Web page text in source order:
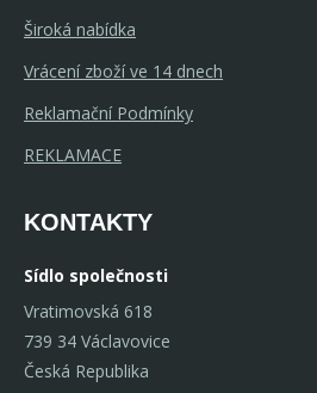
Široká nabídka
Vrácení zboží ve 14 dnech
Reklamační Podmínky
REKLAMACE
KONTAKTY
Sídlo společnosti
Vratimovská 618
739 34 Václavovice
Česká Republika